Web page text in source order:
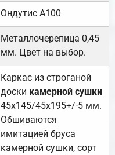
Ондутис А100
Металлочерепица 0,45
мм. Цвет на выбор.
Каркас из строганой
доски камерной сушки
45х145/45х195+/-5 мм.
Обшиваются
имитацией бруса
камерной сушки, сорт